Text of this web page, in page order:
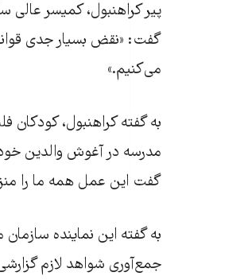
پیر کراهنبول، کمیسر عالی
گفت: «نقض بسیار جدی
می‌کنیم.»
به گفته کراهنبول،
مدرسه در آغوش والدین
گفت این عمل همه ما را
به گفته این نماینده
جمع‌آوری شواهد لازم